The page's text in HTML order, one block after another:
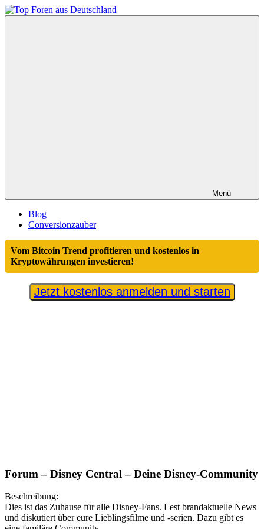
Zum
Inhalt
Menü
Blog
Conversionzauber
Vom Bitcoin Trend profitieren und kostenlos in
Kryptowährungen investieren!
Jetzt kostenlos anmelden und starten
Forum – Disney Central – Deine Disney-Community
Beschreibung:
Dies ist das Zuhause für alle Disney-Fans. Lest brandaktuelle News
und diskutiert über eure Lieblingsfilme und -serien. Dazu gibt es